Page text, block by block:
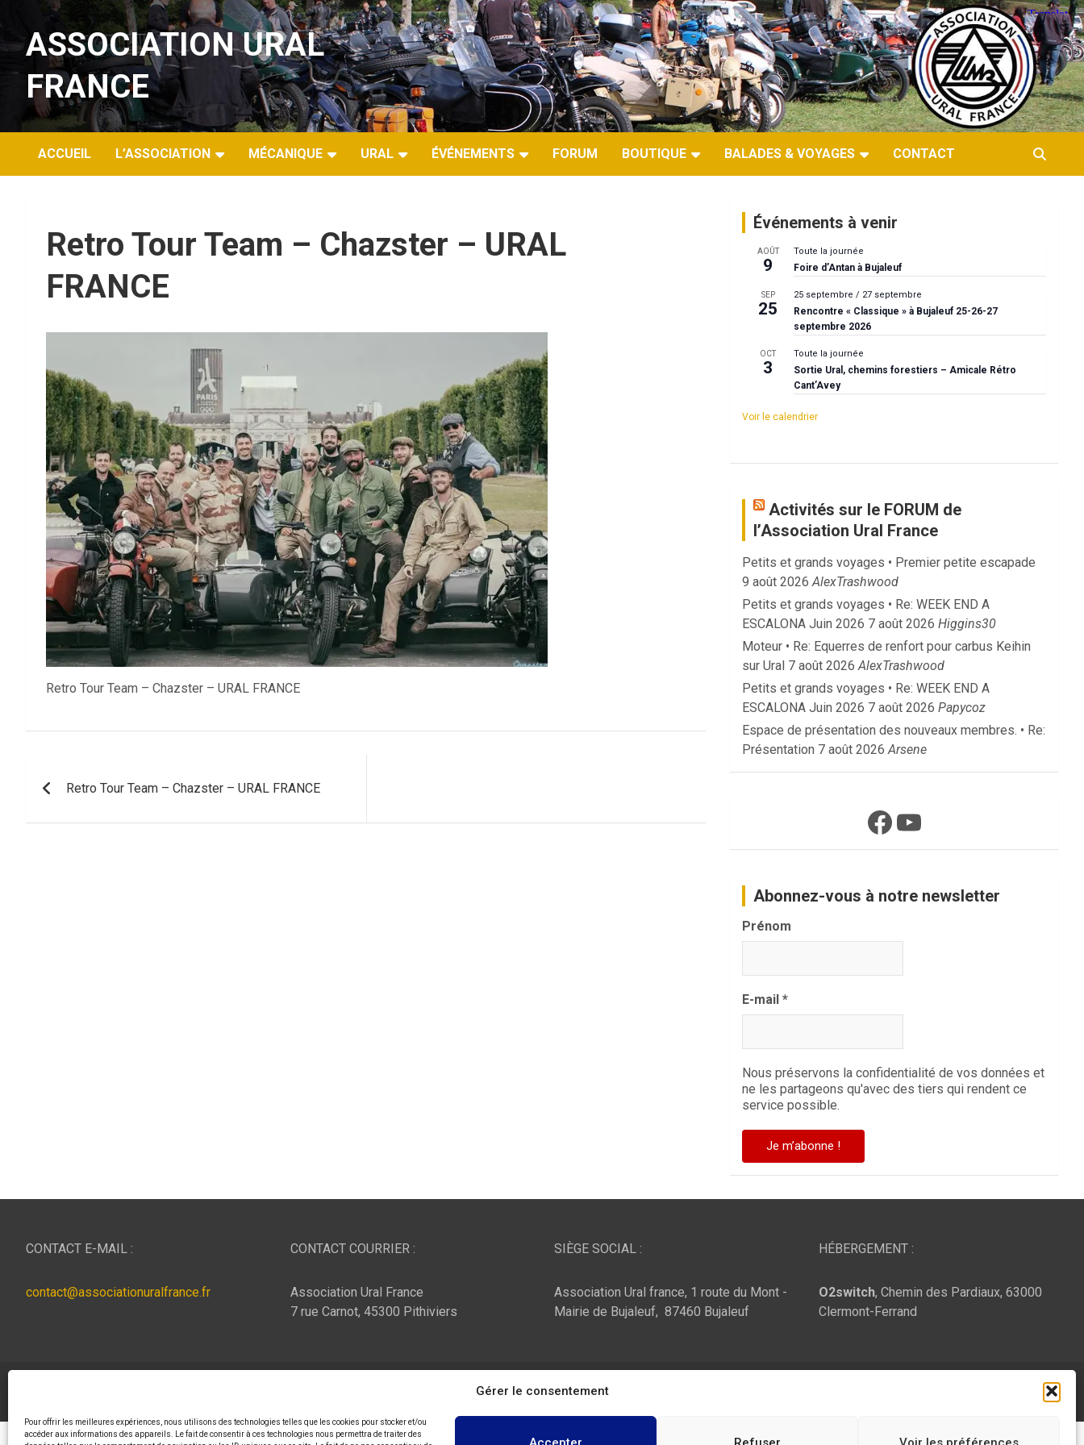
Gérer le consentement
Pour offrir les meilleures expériences, nous utilisons des technologies telles que les cookies pour stocker et/ou
accéder aux informations des appareils. Le fait de consentir à ces technologies nous permettra de traiter des
au
contenuASSOCIATION URAL
FRANCE
ACCUEIL L’ASSOCIATION MÉCANIQUE URAL ÉVÉNEMENTS FORUM BOUTIQUE BALADES & VOYAGES CONTACT
Retro Tour Team – Chazster – URAL
FRANCE
Retro Tour Team – Chazster – URAL FRANCE
de
l’article
Retro Tour Team – Chazster – URAL FRANCE
Événements à venir
AOÛT
9
Toute la journée
Foire d’Antan à Bujaleuf
SEP
25
25 septembre / 27 septembre
Rencontre « Classique » à Bujaleuf 25-26-27
septembre 2026
OCT
3
Toute la journée
Sortie Ural, chemins forestiers – Amicale Rétro
Cant’Avey
Voir le calendrier
Activités sur le FORUM de
l’Association Ural France
Petits et grands voyages • Premier petite escapade
9 août 2026 AlexTrashwood
Petits et grands voyages • Re: WEEK END A
ESCALONA Juin 2026 7 août 2026 Higgins30
Moteur • Re: Equerres de renfort pour carbus Keihin
sur Ural 7 août 2026 AlexTrashwood
Petits et grands voyages • Re: WEEK END A
ESCALONA Juin 2026 7 août 2026 Papycoz
Espace de présentation des nouveaux membres. • Re:
Présentation 7 août 2026 Arsene
Facebook
YouTube
Abonnez-vous à notre newsletter
Prénom
E-mail*
Nous préservons la confidentialité de vos données et
ne les partageons qu'avec des tiers qui rendent ce
service possible.
CONTACT E-MAIL :
contact@associationuralfrance.fr
CONTACT COURRIER :
Association Ural France
7 rue Carnot, 45300 Pithiviers
SIÈGE SOCIAL :
Association Ural france, 1 route du Mont -
Mairie de Bujaleuf, 87460 Bujaleuf
HÉBERGEMENT :
O2switch, Chemin des Pardiaux, 63000
Clermont-Ferrand
Fièrement propulsé par :